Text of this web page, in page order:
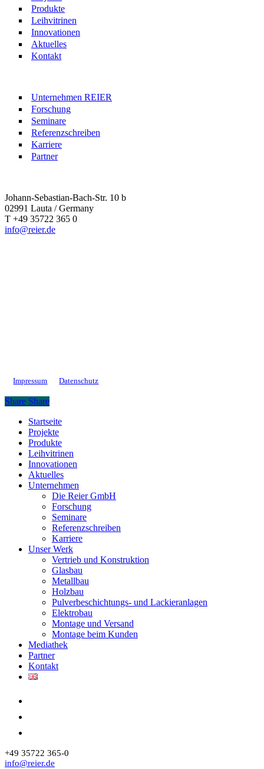
Produkte
Leihvitrinen
Innovationen
Aktuelles
Kontakt
Unternehmen REIER
Forschung
Seminare
Referenzschreiben
Karriere
Partner
Johann-Sebastian-Bach-Str. 10 b
02991 Lauta / Germany
T +49 35722 365 0
info@reier.de
Impressum Datenschutz
Share Share
Close
Menu
Startseite
Projekte
Produkte
Leihvitrinen
Innovationen
Aktuelles
Unternehmen
Die Reier GmbH
Forschung
Seminare
Referenzschreiben
Karriere
Unser Werk
Vertrieb und Konstruktion
Glasbau
Metallbau
Holzbau
Pulverbeschichtungs- und Lackieranlagen
Elektrobau
Montage und Versand
Montage beim Kunden
Mediathek
Partner
Kontakt
+49 35722 365-0
info@reier.de